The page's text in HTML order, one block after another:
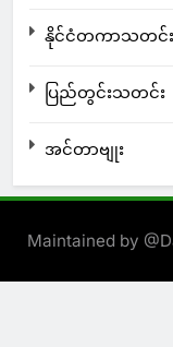
နိုင်ငံတကာသတင်း
ပြည်တွင်းသတင်း
အင်တာဗျုး
Maintained by